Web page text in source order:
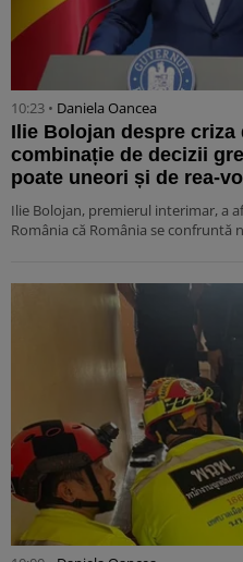
10:23 • Daniela Oancea
Ilie Bolojan despre criza
combinație de decizii
poate uneori și de rea-
Ilie Bolojan, premierul interimar, a
România că România se confruntă